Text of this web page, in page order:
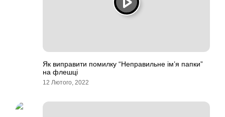
Як виправити помилку “Неправильне ім’я папки”
на флешці
12 Лютого, 2022